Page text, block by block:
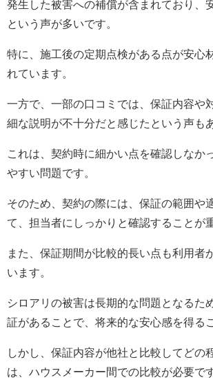
発生した被害への補償が含まれており、
という声が多いです。
特に、施工後の定期点検がある点が安心
れています。
一方で、一部の口コミでは、保証内容や
細な説明が不十分だと感じたという声も
これは、契約時に細かい点を確認しなか
やすい問題です。
そのため、契約の際には、保証の範囲や
て、担当者にしっかりと確認することが
また、保証期間が比較的長い点も利用者
います。
シロアリの被害は長期的な問題となるた
証があることで、将来的な安心感を得る
しかし、保証内容が他社と比較してどの
は、ハウスメーカー間での比較が必要で